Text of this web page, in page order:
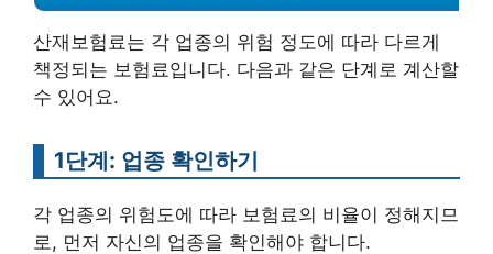
산재보험료는 각 업종의 위험 정도에 따라 다르게
책정되는 보험료입니다. 다음과 같은 단계로 계산할
수 있어요.
1단계: 업종 확인하기
각 업종의 위험도에 따라 보험료의 비율이 정해지므
로, 먼저 자신의 업종을 확인해야 합니다.